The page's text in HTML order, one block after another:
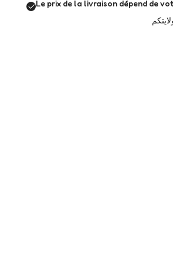
Le prix de la livraison dépend de